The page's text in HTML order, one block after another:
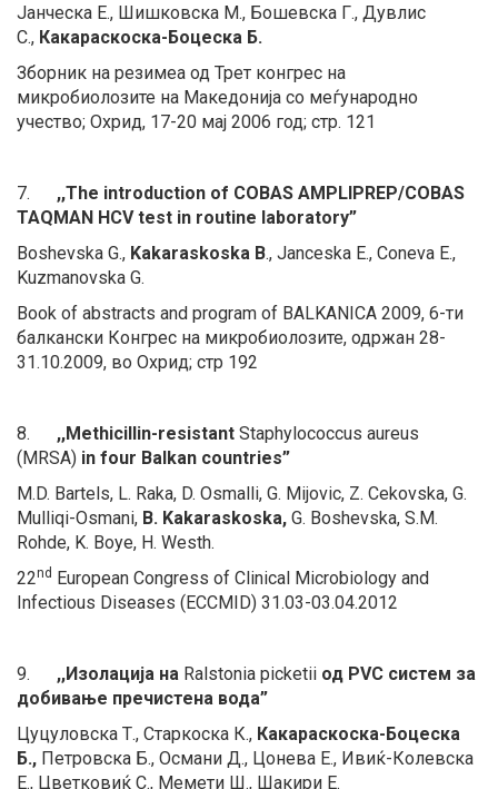
Јанческа Е., Шишковска М., Бошевска Г., Дувлис
С., Какараскоска-Боцеска Б.
Зборник на резимеа од Трет конгрес на
микробиолозите на Македонија со меѓународно
учество; Охрид, 17-20 мај 2006 год; стр. 121
7. ,,The introduction of COBAS AMPLIPREP/COBAS
TAQMAN HCV test in routine laboratory”
Boshevska G., Kakaraskoska B., Janceska E., Coneva E.,
Kuzmanovska G.
Book of abstracts and program of BALKANICA 2009, 6-ти
балкански Конгрес на микробиолозите, одржан 28-
31.10.2009, во Охрид; стр 192
8. ,,Methicillin-resistant Staphylococcus aureus
(MRSA) in four Balkan countries”
M.D. Bartels, L. Raka, D. Osmalli, G. Mijovic, Z. Cekovska, G.
Mulliqi-Osmani, B. Kakaraskoska, G. Boshevska, S.M.
Rohde, K. Boye, H. Westh.
22nd European Congress of Clinical Microbiology and
Infectious Diseases (ECCMID) 31.03-03.04.2012
9. ,,Изолација на Ralstonia picketii од PVC систем за
добивање пречистена вода”
Цуцуловска Т., Старкоска К., Какараскоска-Боцеска
Б., Петровска Б., Османи Д., Цонева Е., Ивиќ-Колевска
Е., Цветковиќ С., Мемети Ш., Шакири Е.